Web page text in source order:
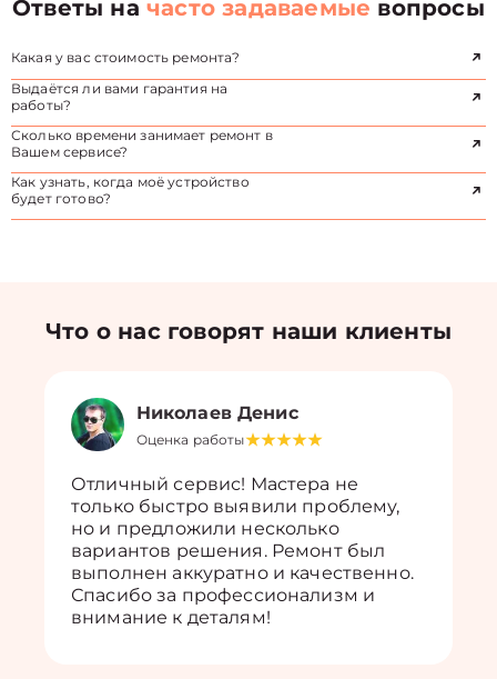
Ответы начасто задаваемые вопросы
Какая у вас стоимость ремонта?
Выдаётся ли вами гарантия на
работы?
Сколько времени занимает ремонт в
Вашем сервисе?
Как узнать, когда моё устройство
будет готово?
Что о нас говорят наши клиенты
Николаев Денис
Оценка работы
Отличный сервис! Мастера не
только быстро выявили проблему,
но и предложили несколько
вариантов решения. Ремонт был
выполнен аккуратно и качественно.
Спасибо за профессионализм и
внимание к деталям!